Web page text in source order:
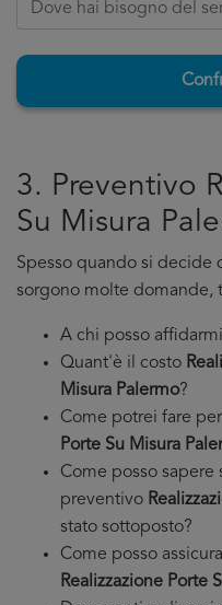
3. Preventivo
Su Misura
Spesso quando si decide
sorgono molte domande,
A chi posso
Quant'è il costo
Misura Palermo?
Come potrei fare
Porte Su Misura
Come posso sapere
preventivo
stato sottoposto?
Come posso
Realizzazione Porte